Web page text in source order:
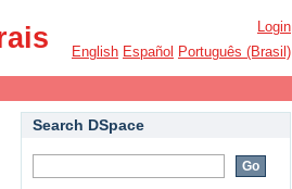
Login
English Español Português (Brasil)
Search DSpace